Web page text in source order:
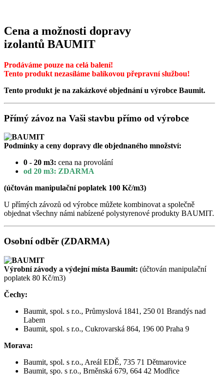
Cena a možnosti dopravy
izolantů BAUMIT
Prodáváme pouze na celá balení!
Tento produkt nezasíláme balíkovou přepravní službou!
Tento produkt je na zakázkové objednání u výrobce Baumit.
Přímý závoz na Vaši stavbu přímo od výrobce
Podmínky a ceny dopravy dle objednaného množství:
0 - 20 m3: cena na provolání
od 20 m3: ZDARMA
(účtován manipulační poplatek 100 Kč/m3)
U přímých závozů od výrobce můžete kombinovat a společně
objednat všechny námi nabízené polystyrenové produkty BAUMIT.
Osobní odběr (ZDARMA)
Výrobní závody a výdejní místa Baumit: (účtován manipulační
poplatek 80 Kč/m3)
Čechy:
Baumit, spol. s r.o., Průmyslová 1841, 250 01 Brandýs nad
Labem
Baumit, spol. s r.o., Cukrovarská 864, 196 00 Praha 9
Morava:
Baumit, spol. s r.o., Areál EDĚ, 735 71 Dětmarovice
Baumit, spo. s r.o., Brněnská 679, 664 42 Modřice